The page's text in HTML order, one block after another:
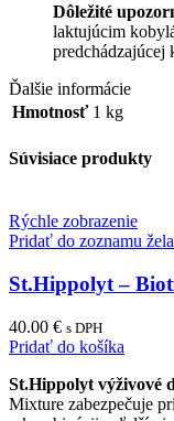
Dôležité
laktujúcim
predchádzajúcej
Ďalšie informácie
Hmotnosť 1 kg
Súvisiace produkty
Rýchle zobrazenie
Pridať do zoznamu
St.Hippolyt –
40.00 € s DPH
Pridať do košíka
St.Hippolyt výživové
Mixture zabezpečuje